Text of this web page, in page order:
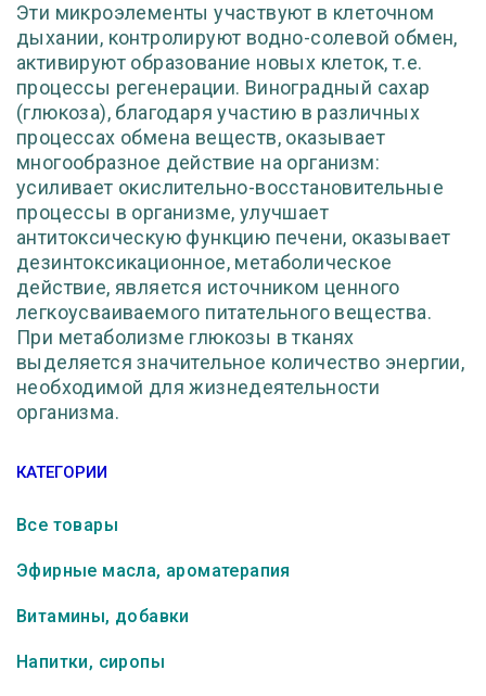
Эти микроэлементы участвуют в клеточном
дыхании, контролируют водно-солевой обмен,
активируют образование новых клеток, т.е.
процессы регенерации. Виноградный сахар
(глюкоза), благодаря участию в различных
процессах обмена веществ, оказывает
многообразное действие на организм:
усиливает окислительно-восстановительные
процессы в организме, улучшает
антитоксическую функцию печени, оказывает
дезинтоксикационное, метаболическое
действие, является источником ценного
легкоусваиваемого питательного вещества.
При метаболизме глюкозы в тканях
выделяется значительное количество энергии,
необходимой для жизнедеятельности
организма.
КАТЕГОРИИ
Все товары
Эфирные масла, ароматерапия
Витамины, добавки
Напитки, сиропы